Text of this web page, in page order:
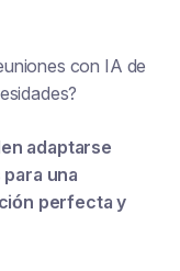
con IA de
adaptarse
una
perfecta y